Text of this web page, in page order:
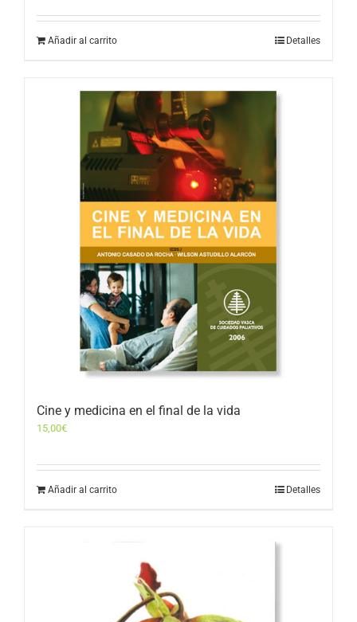
Añadir al carrito Detalles
Cine y medicina en el final de la vida
15,00€
Añadir al carrito Detalles